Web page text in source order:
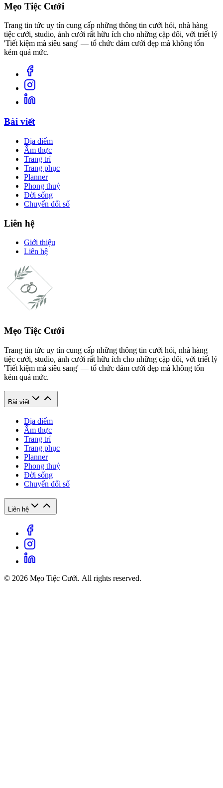
Mẹo Tiệc Cưới
Trang tin tức uy tín cung cấp những thông tin cưới hỏi, nhà hàng
tiệc cưới, studio, ảnh cưới rất hữu ích cho những cặp đôi, với triết lý
'Tiết kiệm mà siêu sang' — tổ chức đám cưới đẹp mà không tốn
kém quá mức.
Bài viết
Địa điểm
Ẩm thực
Trang trí
Trang phục
Planner
Phong thuỷ
Đời sống
Chuyển đổi số
Liên hệ
Giới thiệu
Liên hệ
Mẹo Tiệc Cưới
Trang tin tức uy tín cung cấp những thông tin cưới hỏi, nhà hàng
tiệc cưới, studio, ảnh cưới rất hữu ích cho những cặp đôi, với triết lý
'Tiết kiệm mà siêu sang' — tổ chức đám cưới đẹp mà không tốn
kém quá mức.
Bài viết
Địa điểm
Ẩm thực
Trang trí
Trang phục
Planner
Phong thuỷ
Đời sống
Chuyển đổi số
Liên hệ
© 2026 Mẹo Tiệc Cưới. All rights reserved.